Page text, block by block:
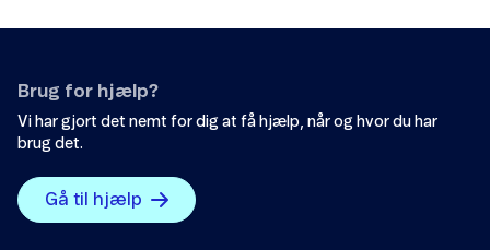
Brug for hjælp?
Vi har gjort det nemt for dig at få hjælp, når og hvor du har
brug det.
Gå til hjælp